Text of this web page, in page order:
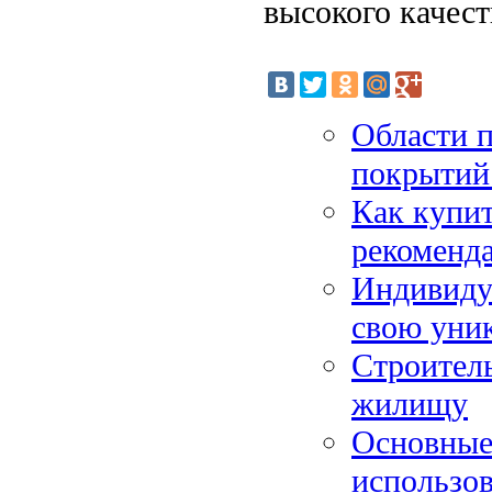
высокого
Области
Как
свою
жилищу